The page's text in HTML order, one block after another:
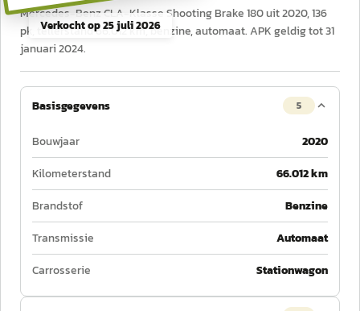
Verkocht op25 juli 2026
Mercedes-Benz CLA-Klasse Shooting Brake 180 uit 2020, 136
pk, tellerstand 66.012 km, benzine, automaat. APK geldig tot 31
januari 2024.
Basisgegevens 5
Bouwjaar
2020
Kilometerstand
66.012 km
Brandstof
Benzine
Transmissie
Automaat
Carrosserie
Stationwagon